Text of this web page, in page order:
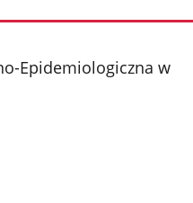
Epidemiologiczna w